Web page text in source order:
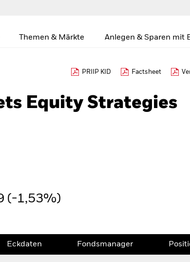
Themen & Märkte Anlegen & Sparen mit
PRIIP KID Factsheet
Equity Strategies
(-1,53%)
Eckdaten Fondsmanager